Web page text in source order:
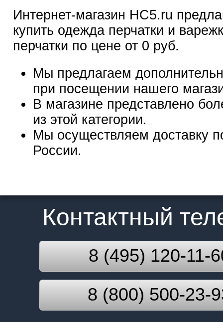
Интернет-магазин HC5.ru
купить одежда перчатки и
перчатки по цене от 0 руб.
Мы предлагаем
при посещении нашего
В магазине представлено
из этой категории.
Мы осуществляем доставку
России.
Контактный
8 (495) 120-11-
8 (800) 500-23-